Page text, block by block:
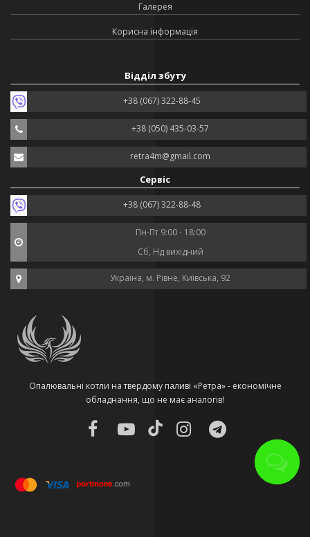
Галерея
Корисна інформація
Відділ збуту
+38 (067) 322-88-45
+38 (050) 435-03-57
retra4m@gmail.com
Сервіс
+38 (067) 322-88-48
Пн-Пт 9:00 - 18:00
Сб, Нд вихідний
Україна, м. Рівне, Київська, 92
Опалювальні котли на твердому паливі «Ретра» - економічне
обладнання, що не має аналогів!